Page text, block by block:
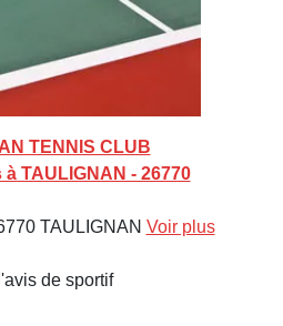
TENNIS CLUB
TAULIGNAN - 26770
TAULIGNAN Voir plus
de sportif